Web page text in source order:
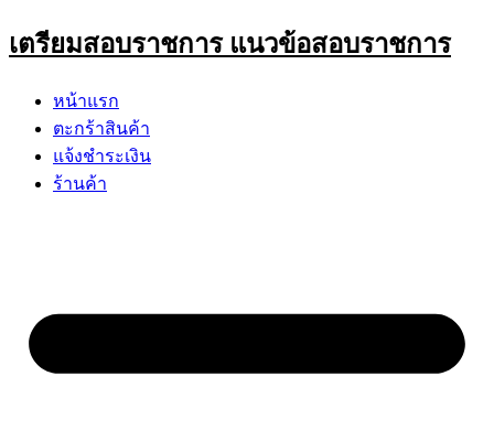
Skip
to
เตรียมสอบราชการ แนวข้อสอบราชการ
หน้าแรก
ตะกร้าสินค้า
แจ้งชำระเงิน
ร้านค้า